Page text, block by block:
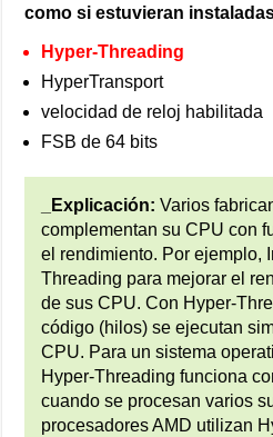
como si estuvieran
Hyper-Threading
HyperTransport
velocidad de reloj habilitada
FSB de 64 bits
_Explicación:Varios
complementan su CPU con
el rendimiento. Por ejemplo,
Threading para mejorar el
de sus CPU. Con Hyper-
código (hilos) se ejecutan
CPU. Para un sistema
Hyper-Threading funciona
cuando se procesan varios
procesadores AMD utilizan